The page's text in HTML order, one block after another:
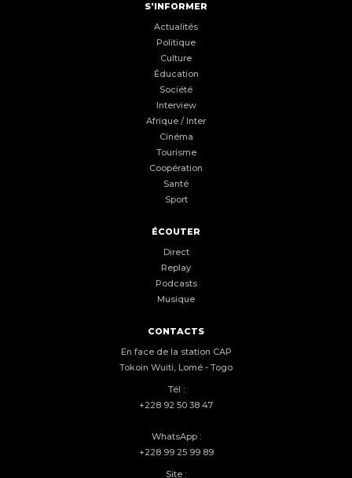
S'INFORMER
Actualités
Politique
Culture
Éducation
Société
Interview
Afrique / Inter
Cinéma
Tourisme
Coopération
Santé
Sport
ÉCOUTER
Direct
Replay
Podcasts
Musique
CONTACTS
En face de la station CAP
Tokoin Wuiti, Lomé - Togo
Tél :
+228 92 50 38 47
WhatsApp :
+228 99 25 99 89
Site :